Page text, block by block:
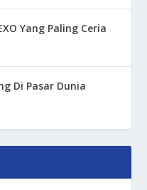
Yang Paling Ceria
Di Pasar Dunia